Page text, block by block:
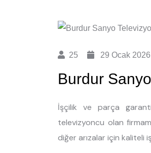
25 29 Ocak 2026
Burdur
İşçilik ve parça
televizyoncu olan
diğer arızalar için kaliteli